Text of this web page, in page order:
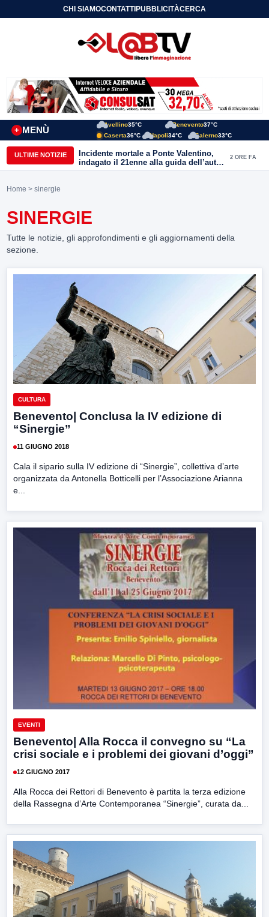
CHI SIAMOCONTATTIPUBBLICITÀCERCA
MENÙ
+
Avellino35°C Benevento37°C
Caserta36°C Napoli34°C Salerno33°C
ULTIME NOTIZIE
Incidente mortale a Ponte Valentino,
indagato il 21enne alla guida dell’auto:
ipotesi di duplice omicidio stradale
2 ORE FA
Home > sinergie
SINERGIE
Tutte le notizie, gli approfondimenti e gli aggiornamenti della
sezione.
CULTURA
Benevento| Conclusa la IV edizione di
“Sinergie”
11 GIUGNO 2018
Cala il sipario sulla IV edizione di “Sinergie”, collettiva d’arte
organizzata da Antonella Botticelli per l’Associazione Arianna
e...
EVENTI
Benevento| Alla Rocca il convegno su “La
crisi sociale e i problemi dei giovani d’oggi”
12 GIUGNO 2017
Alla Rocca dei Rettori di Benevento è partita la terza edizione
della Rassegna d’Arte Contemporanea “Sinergie”, curata da...